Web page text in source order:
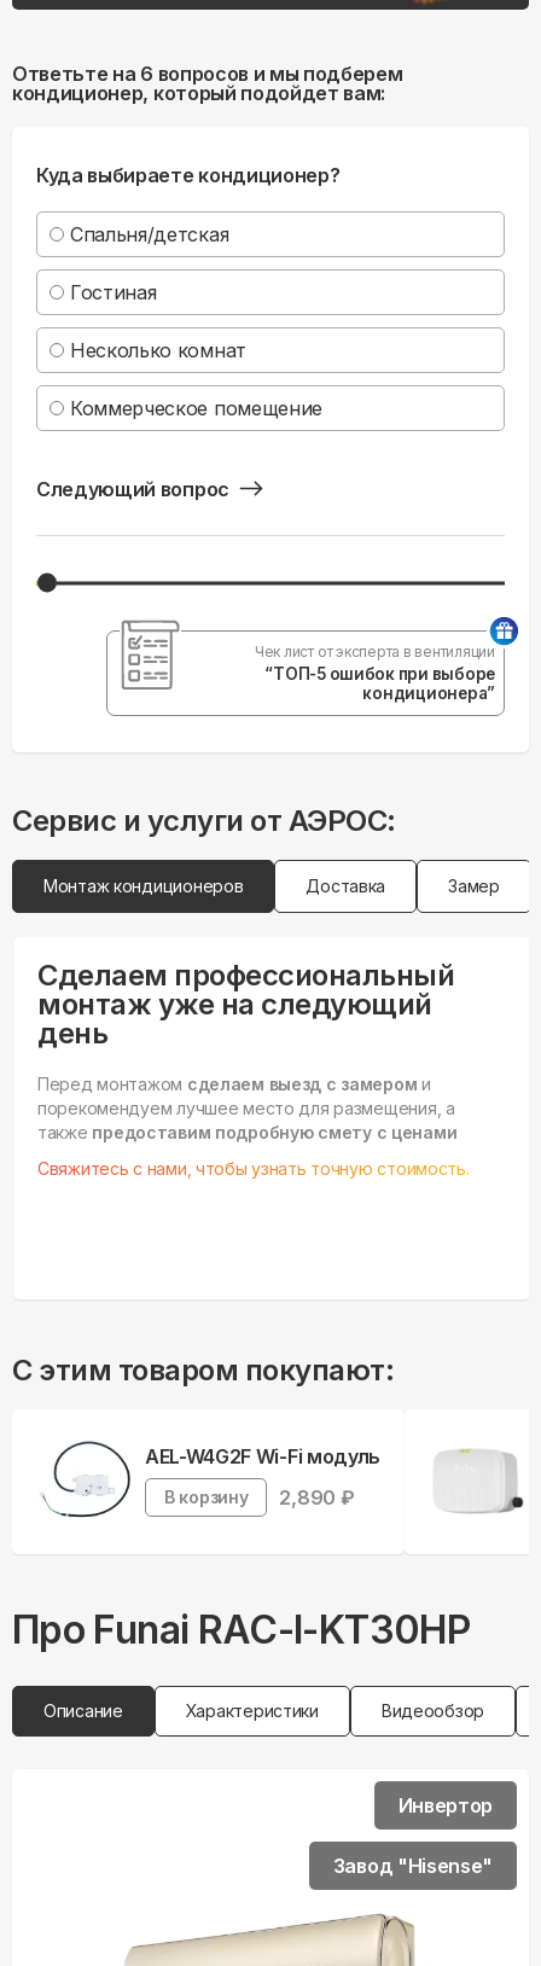
Ответьте на 6 вопросов и мы подберем
кондиционер, который подойдет вам:
Куда выбираете кондиционер?
Спальня/детская
Гостиная
Несколько комнат
Коммерческое помещение
Следующий вопрос
Чек лист от эксперта в вентиляции
“ТОП-5 ошибок при выборе
кондиционера”
Сервис и услуги от АЭРОС:
Монтаж кондиционеров Доставка Замер
Сделаем профессиональный
монтаж уже на следующий
день
Перед монтажом сделаем выезд с замером и
порекомендуем лучшее место для размещения, а
также предоставим подробную смету с ценами
Свяжитесь с нами, чтобы узнать точную стоимость.
С этим товаром покупают:
AEL-W4G2F Wi-Fi модуль
В корзину 2,890 ₽
Про Funai RAC-I-KT30HP
Описание Характеристики Видеообзор
Инвертор
Завод "Hisense"